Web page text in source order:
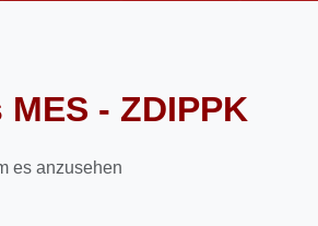
- ZDIPPK
es anzusehen